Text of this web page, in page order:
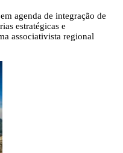
agenda de integração de
estratégicas e
associativista regional